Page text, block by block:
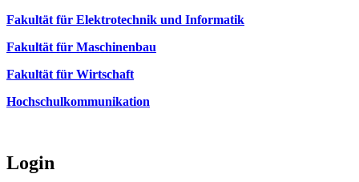
Fakultät für Elektrotechnik und Informatik
Fakultät für Maschinenbau
Fakultät für Wirtschaft
Hochschulkommunikation
Login